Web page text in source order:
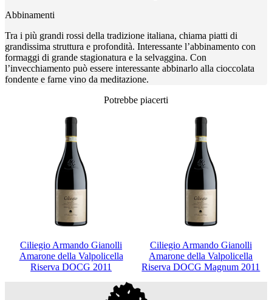
Abbinamenti
Tra i più grandi rossi della tradizione italiana, chiama piatti di
grandissima struttura e profondità. Interessante l’abbinamento con
formaggi di grande stagionatura e la selvaggina. Con
l’invecchiamento può essere interessante abbinarlo alla cioccolata
fondente e farne vino da meditazione.
Potrebbe piacerti
Ciliegio Armando Gianolli
Amarone della Valpolicella
Riserva DOCG 2011
Ciliegio Armando Gianolli
Amarone della Valpolicella
Riserva DOCG Magnum 2011